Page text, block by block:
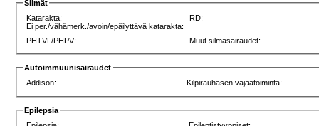
Silmät
Katarakta:
Ei per./vähämerk./avoin/epäilyttävä katarakta:
RD:
PHTVL/PHPV: Muut silmäsairaudet:
Autoimmuunisairaudet
Addison:
Kilpirauhasen vajaatoiminta:
Epilepsia